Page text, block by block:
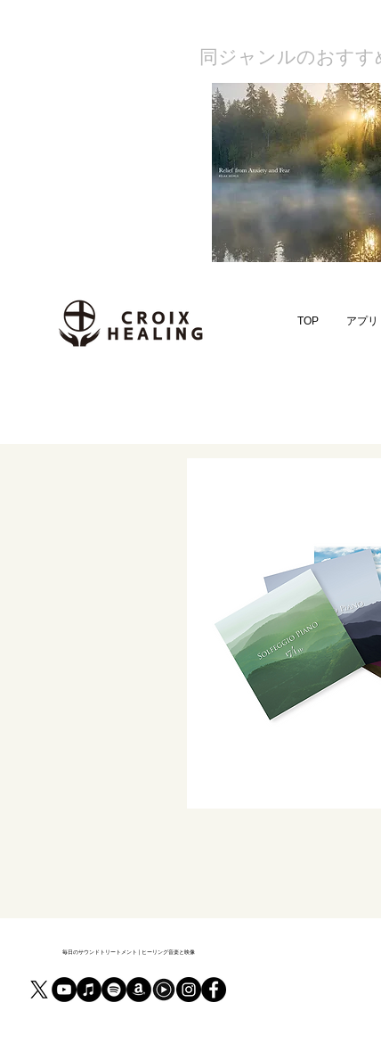
同ジャンルのおすす
TOP アプリ
毎日のサウンドトリートメント | ヒーリング音楽と映像